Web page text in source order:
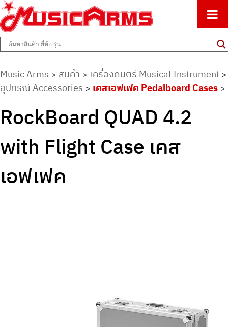
Music Arms
ศูนย์รวมครื่องดนตรีทุกชนิด ตั้งแต่เริ่มต้นถึงมืออาชีพ
Music Arms > สินค้า > เครื่องดนตรี Musical Instrument >
อุปกรณ์ Accessories > เคสเอฟเฟค Pedalboard Cases >
RockBoard QUAD 4.2
with Flight Case เคส
เอฟเฟค